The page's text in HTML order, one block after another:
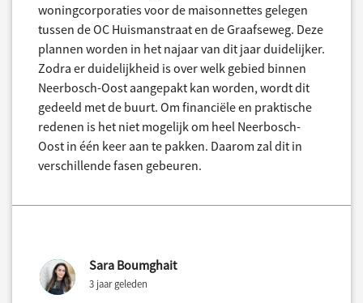
woningcorporaties voor de maisonnettes gelegen
tussen de OC Huismanstraat en de Graafseweg. Deze
plannen worden in het najaar van dit jaar duidelijker.
Zodra er duidelijkheid is over welk gebied binnen
Neerbosch-Oost aangepakt kan worden, wordt dit
gedeeld met de buurt. Om financiële en praktische
redenen is het niet mogelijk om heel Neerbosch-
Oost in één keer aan te pakken. Daarom zal dit in
verschillende fasen gebeuren.
Sara Boumghait
3 jaar geleden